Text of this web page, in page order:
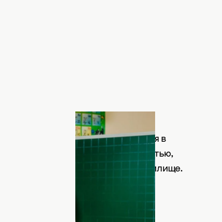
служба канала "1+1"
Елена Курта решила остаться в
волонтерской деятельностью,
в организации госпиталя в Хранилище.